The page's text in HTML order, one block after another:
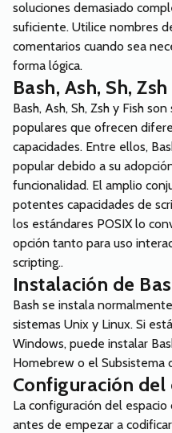
soluciones demasiado
suficiente. Utilice nombres
comentarios cuando sea
forma lógica.
Bash, Ash, Sh,
Bash, Ash, Sh, Zsh y Fish
populares que ofrecen
capacidades. Entre ellos,
popular debido a su
funcionalidad. El amplio
potentes capacidades de
los estándares POSIX lo
opción tanto para uso
scripting..
Instalación de
Bash se instala
sistemas Unix y Linux. Si
Windows, puede instalar
Homebrew o el Subsistema
Configuración
La configuración del
antes de empezar a